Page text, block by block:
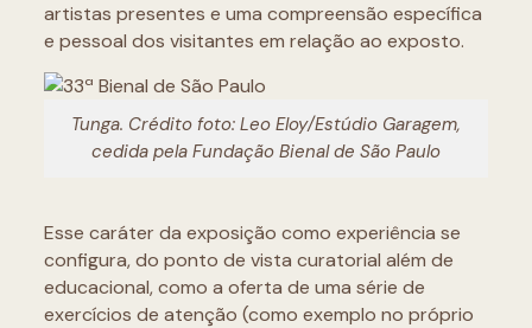
artistas presentes e uma compreensão específica
e pessoal dos visitantes em relação ao exposto.
Tunga. Crédito foto: Leo Eloy/Estúdio Garagem,
cedida pela Fundação Bienal de São Paulo
Esse caráter da exposição como experiência se
configura, do ponto de vista curatorial além de
educacional, como a oferta de uma série de
exercícios de atenção (como exemplo no próprio